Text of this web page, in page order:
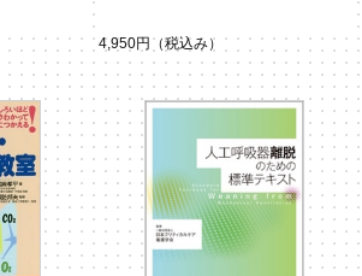
4,950円 （税込み）